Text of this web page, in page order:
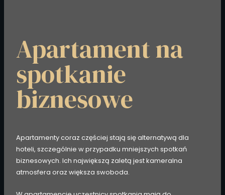
Apartament na
spotkanie
biznesowe
Apartamenty coraz częściej stają się alternatywą dla
hoteli, szczególnie w przypadku mniejszych spotkań
biznesowych. Ich największą zaletą jest kameralna
atmosfera oraz większa swoboda.